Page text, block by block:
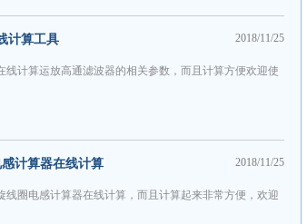
2018/11/25
计算工具
计算运放高通滤波器的相关参数，而且计算方便欢迎使
2018/11/25
计算器在线计算
圈电感计算器在线计算，而且计算起来非常方便，欢迎